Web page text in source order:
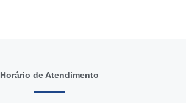
Horário de Atendimento